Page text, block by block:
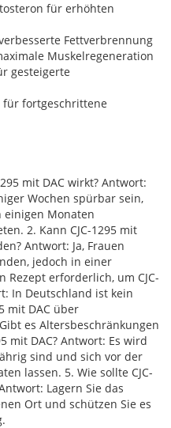
für erhöhten
Fettverbrennung
Muskelregeneration
gesteigerte
fortgeschrittene
mit DAC wirkt? Antwort:
Wochen spürbar sein,
einigen Monaten
2. Kann CJC-1295 mit
Antwort: Ja, Frauen
jedoch in einer
Rezept erforderlich, um CJC-
In Deutschland ist kein
mit DAC über
es Altersbeschränkungen
mit DAC? Antwort: Es wird
sind und sich vor der
lassen. 5. Wie sollte CJC-
Lagern Sie das
Ort und schützen Sie es